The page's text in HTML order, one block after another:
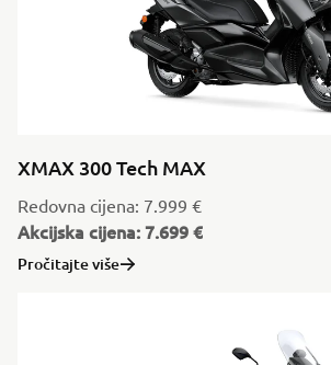
XMAX 300 Tech MAX
Redovna cijena: 7.999 €
Akcijska cijena: 7.699 €
Pročitajte više